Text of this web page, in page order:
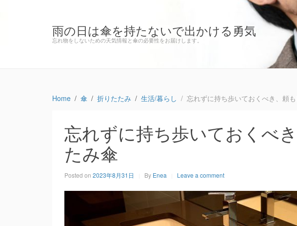
雨の日は傘を持たないで出かける勇気
忘れ物をしないための天気情報と傘の必要性をお届けします。
Home 傘 折りたたみ 生活/暮らし 忘れずに持ち歩いておくべき、頼
忘れずに持ち歩いておくべ
たみ傘
Posted on 2023年8月31日 By Enea Leave a comment